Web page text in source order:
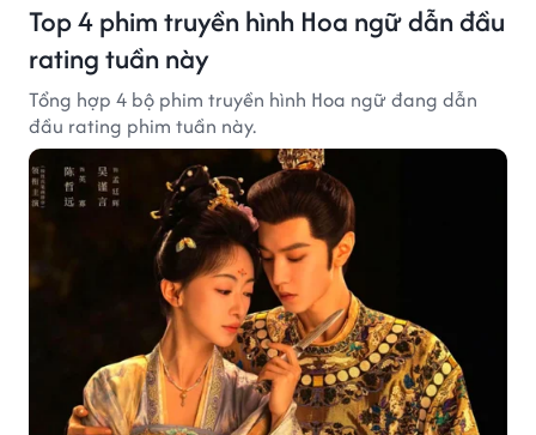
Top 4 phim truyền hình Hoa ngữ dẫn đầu
rating tuần này
Tổng hợp 4 bộ phim truyền hình Hoa ngữ đang dẫn
đầu rating phim tuần này.